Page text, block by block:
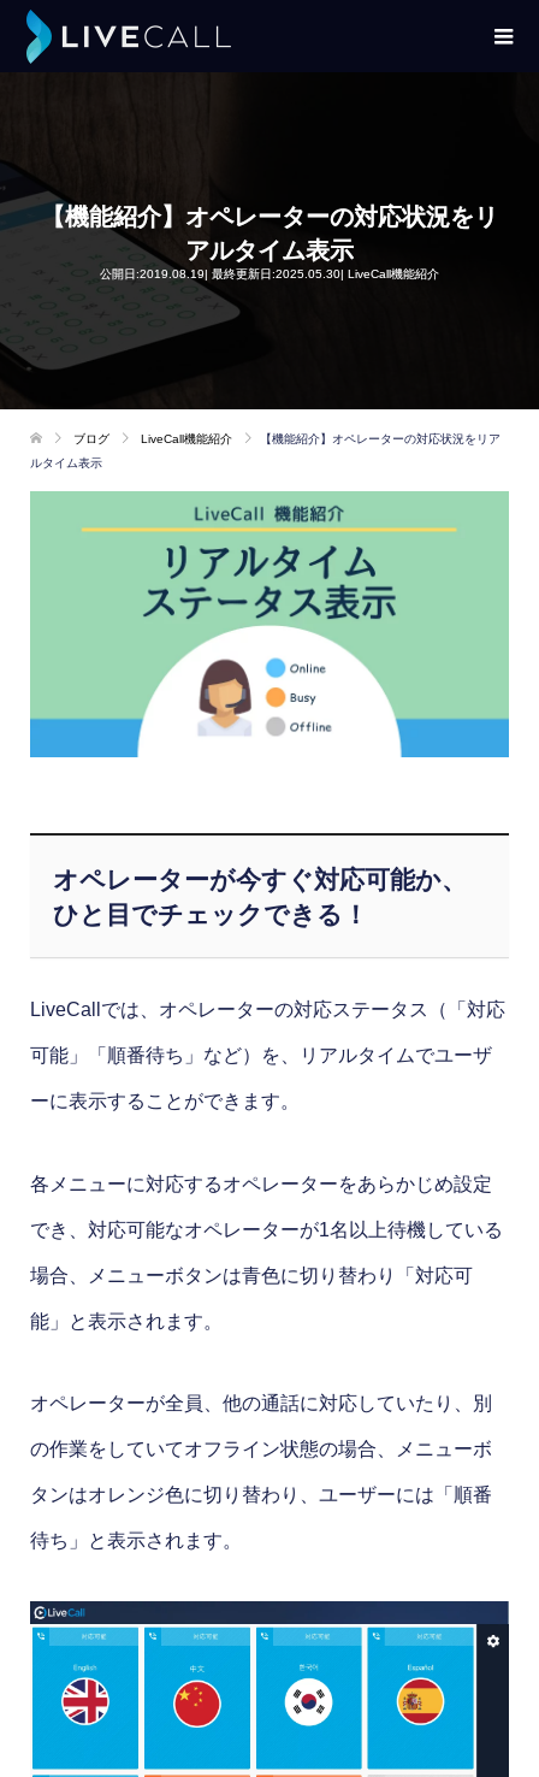
【機能紹介】オペレーターの対応状況をリ
アルタイム表示
公開日:2019.08.19| 最終更新日:2025.05.30| LiveCall機能紹介
ブログ LiveCall機能紹介
【機能紹介】オペレーターの対応状況をリア
ルタイム表示
オペレーターが今すぐ対応可能か、
ひと目でチェックできる！
LiveCallでは、オペレーターの対応ステータス（「対応
可能」「順番待ち」など）を、リアルタイムでユーザ
ーに表示することができます。
各メニューに対応するオペレーターをあらかじめ設定
でき、対応可能なオペレーターが1名以上待機している
場合、メニューボタンは青色に切り替わり「対応可
能」と表示されます。
オペレーターが全員、他の通話に対応していたり、別
の作業をしていてオフライン状態の場合、メニューボ
タンはオレンジ色に切り替わり、ユーザーには「順番
待ち」と表示されます。